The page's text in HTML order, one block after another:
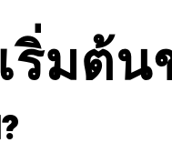
ริ่มต้